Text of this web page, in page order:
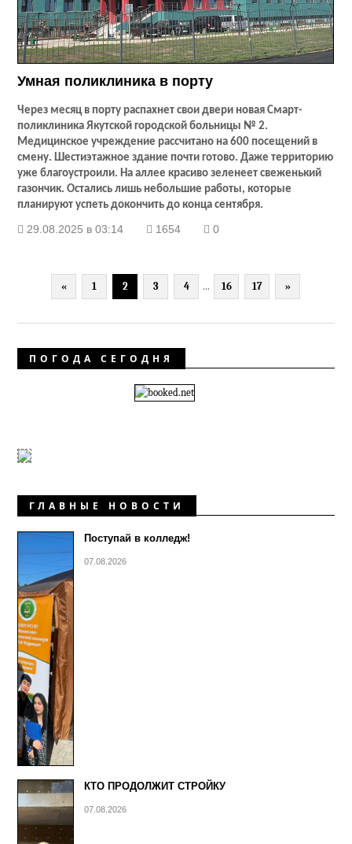
Умная поликлиника в порту
Через месяц в порту распахнет свои двери новая Смарт-
поликлиника Якутской городской больницы № 2.
Медицинское учреждение рассчитано на 600 посещений в
смену. Шестиэтажное здание почти готово. Даже территорию
уже благоустроили. На аллее красиво зеленеет свеженький
газончик. Остались лишь небольшие работы, которые
планируют успеть докончить до конца сентября.
29.08.2025 в 03:14 1654 0
« 1 2 3 4 ... 16 17 »
ПОГОДА СЕГОДНЯ
ГЛАВНЫЕ НОВОСТИ
Поступай в колледж!
07.08.2026
КТО ПРОДОЛЖИТ СТРОЙКУ
07.08.2026